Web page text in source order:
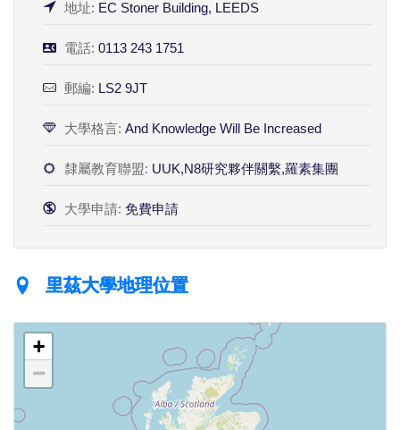
地址: EC Stoner Building, LEEDS
電話: 0113 243 1751
郵編: LS2 9JT
大學格言: And Knowledge Will Be Increased
隸屬教育聯盟: UUK,N8研究夥伴關繫,羅素集團
大學申請: 免費申請
里茲大學地理位置
+
−